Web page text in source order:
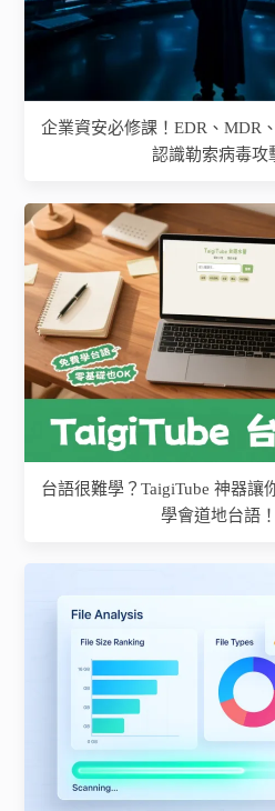
企業資安必修課！EDR、MDR
認識勒索病毒攻
台語很難學？TaigiTube 神器讓
學會道地台語！